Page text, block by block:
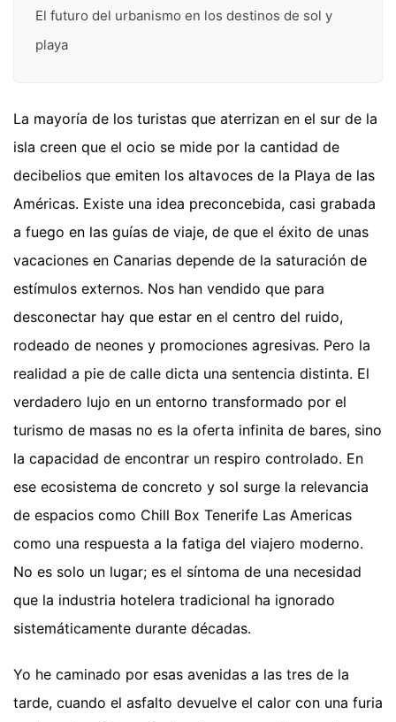
El futuro del urbanismo en los destinos de sol y
playa
La mayoría de los turistas que aterrizan en el sur de la
isla creen que el ocio se mide por la cantidad de
decibelios que emiten los altavoces de la Playa de las
Américas. Existe una idea preconcebida, casi grabada
a fuego en las guías de viaje, de que el éxito de unas
vacaciones en Canarias depende de la saturación de
estímulos externos. Nos han vendido que para
desconectar hay que estar en el centro del ruido,
rodeado de neones y promociones agresivas. Pero la
realidad a pie de calle dicta una sentencia distinta. El
verdadero lujo en un entorno transformado por el
turismo de masas no es la oferta infinita de bares, sino
la capacidad de encontrar un respiro controlado. En
ese ecosistema de concreto y sol surge la relevancia
de espacios como Chill Box Tenerife Las Americas
como una respuesta a la fatiga del viajero moderno.
No es solo un lugar; es el síntoma de una necesidad
que la industria hotelera tradicional ha ignorado
sistemáticamente durante décadas.
Yo he caminado por esas avenidas a las tres de la
tarde, cuando el asfalto devuelve el calor con una furia